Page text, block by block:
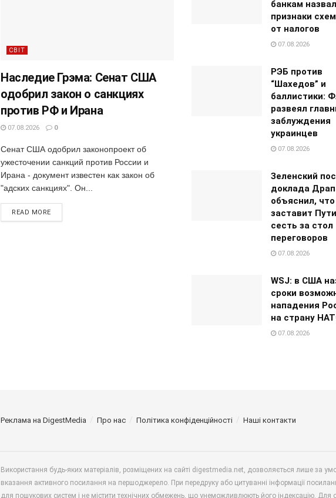
СВІТ
Наследие Грэма: Сенат США
одобрил закон о санкциях
против РФ и Ирана
07.08.2026 0
Сенат США одобрил законопроект об
ужесточении санкций против России и
Ирана - документ известен как закон об
"адских санкциях". Он...
READ MORE
банкам
признаки
от налогов
07.08.2026
РЭБ против
“Шахедов” и
баллистики:
развеял
заблуждения
украинцев
07.08.2026
Зеленский
доклада
объяснил, что
заставит
сесть за стол
переговоров
07.08.2026
WSJ: в США
сроки
нападения
на страну
07.08.2026
Реклама на DigestMedia Про нас Політика конфіденційності Наші контакти
Використання будь-яких матеріалів, розміщених на сайті digestmedia.net, дозволяється лише за
вказання активного посилання на першоджерело. При передруку або цитуванні інформації
для пошукових систем і не містити технічних обмежень, що унеможливлюють його індексацію. Для